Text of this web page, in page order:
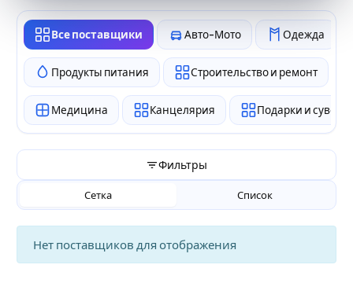
Все поставщики Авто-Мото Одежда
Продукты питания Строительство и ремонт
Медицина Канцелярия Подарки и
Фильтры
Сетка Список
Нет поставщиков для отображения